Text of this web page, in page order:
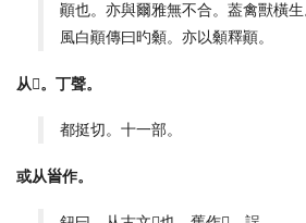
顚也。亦與爾雅無不合。葢禽獸橫
風白顚傳曰旳顙。亦以顙釋顚。
从𩑋。丁聲。
都挺切。十一部。
或从𩠐作。